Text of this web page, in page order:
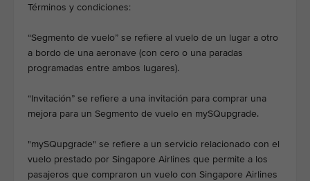
Términos y condiciones:
“Segmento de vuelo” se refiere al vuelo de un lugar a otro
a bordo de una aeronave (con cero o una paradas
programadas entre ambos lugares).
“Invitación” se refiere a una invitación para comprar una
mejora para un Segmento de vuelo en mySQupgrade.
"mySQupgrade" se refiere a un servicio relacionado con el
vuelo prestado por Singapore Airlines que permite a los
pasajeros que compraron un vuelo con Singapore Airlines